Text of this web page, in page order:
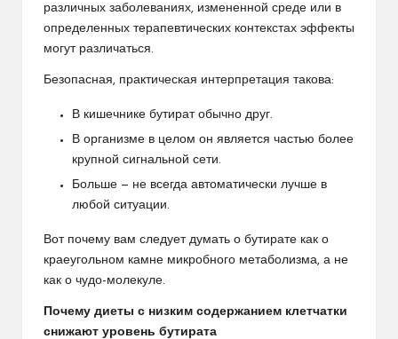
различных заболеваниях, измененной среде или в
определенных терапевтических контекстах эффекты
могут различаться.
Безопасная, практическая интерпретация такова:
В кишечнике бутират обычно друг.
В организме в целом он является частью более
крупной сигнальной сети.
Больше — не всегда автоматически лучше в
любой ситуации.
Вот почему вам следует думать о бутирате как о
краеугольном камне микробного метаболизма, а не
как о чудо-молекуле.
Почему диеты с низким содержанием клетчатки
снижают уровень бутирата